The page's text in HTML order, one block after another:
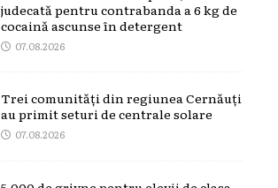
judecată pentru contrabanda a 6 kg de
cocaină ascunse în detergent
07.08.2026
Trei comunități din regiunea Cernăuți
au primit seturi de centrale solare
07.08.2026